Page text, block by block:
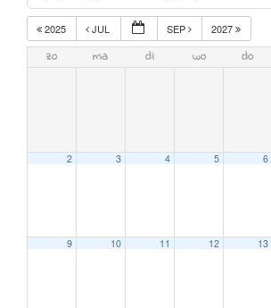
2025 JUL SEP 2027
zo ma di wo do
2 3 4 5 6
9 10 11 12 13